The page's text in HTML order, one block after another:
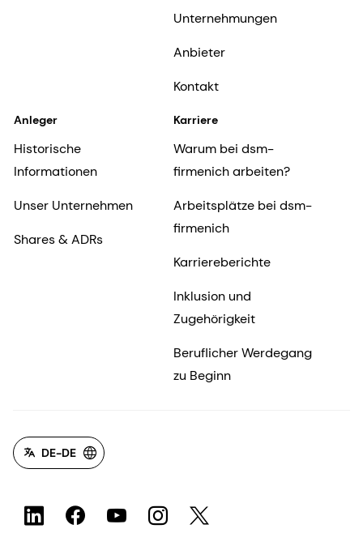
Unternehmungen
Anbieter
Kontakt
Anleger
Historische
Informationen
Unser Unternehmen
Shares & ADRs
Karriere
Warum bei dsm-
firmenich arbeiten?
Arbeitsplätze bei dsm-
firmenich
Karriereberichte
Inklusion und
Zugehörigkeit
Beruflicher Werdegang
zu Beginn
DE-DE